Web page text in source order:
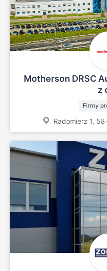
Motherson DRSC
z
Firmy
Radomierz 1,